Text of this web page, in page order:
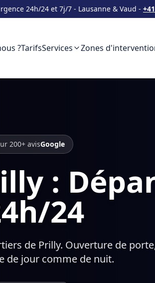
24h/24 et 7j/7 - Lausanne & Vaud -
?TarifsServices Zones
200+ avisGoogle
:
24
de Prilly. Ouverture de
de jour comme de nuit.